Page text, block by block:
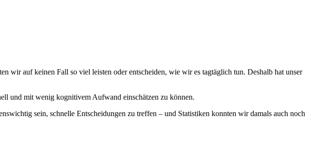
wir auf keinen Fall so viel leisten oder entscheiden, wie wir es tagtäglich tun. Deshalb hat unser
und mit wenig kognitivem Aufwand einschätzen zu können.
sein, schnelle Entscheidungen zu treffen – und Statistiken konnten wir damals auch noch